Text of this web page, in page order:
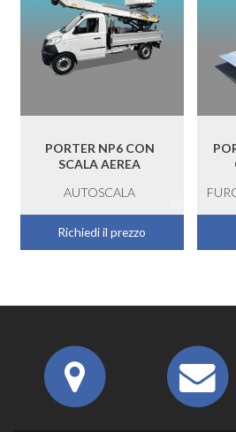
PORTER NP6 CON
SCALA AEREA
AUTOSCALA
Richiedi il prezzo